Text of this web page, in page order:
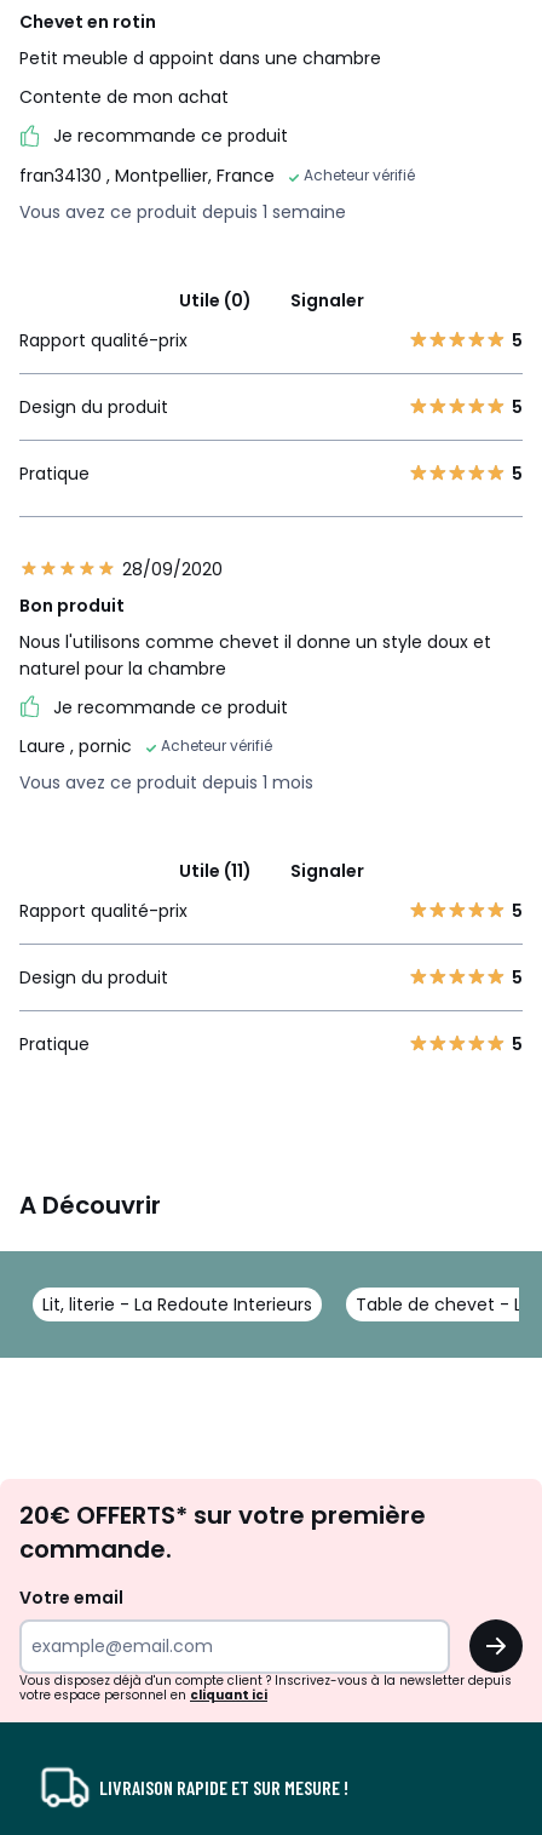
Chevet en rotin
Petit meuble d appoint dans une chambre
Contente de mon achat
Je recommande ce produit
fran34130 , Montpellier, France Acheteur vérifié
Vous avez ce produit depuis 1 semaine
Utile (0)
Signaler
Rapport qualité-prix
5
Design du produit 5
Pratique 5
28/09/2020
Bon produit
Nous l'utilisons comme chevet il donne un style doux et
naturel pour la chambre
Je recommande ce produit
Laure , pornic Acheteur vérifié
Vous avez ce produit depuis 1 mois
Utile (11)
Signaler
Rapport qualité-prix
5
Design du produit 5
Pratique 5
A Découvrir
Lit, literie - La Redoute Interieurs Table de chevet - La
d'inspirations
surprises?
20€ OFFERTS* sur votre première
commande.
Votre email
OK
Vous disposez déjà d'un compte client ? Inscrivez-vous à la newsletter depuis
votre espace personnel en cliquant ici
LIVRAISON RAPIDE ET SUR MESURE !